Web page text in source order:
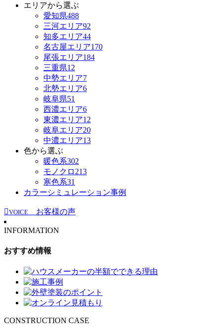
エリアから選ぶ
愛知県488
三河エリア92
知多エリア44
名古屋エリア170
尾張エリア184
三重県12
中勢エリア7
北勢エリア6
岐阜県51
西濃エリア6
東濃エリア12
岐阜エリア20
中濃エリア13
色から選ぶ
暖色系302
モノクロ213
寒色系31
カラーシミュレーション事例
VOICE お客様の声
INFORMATION
おすすめ情報
CONSTRUCTION CASE